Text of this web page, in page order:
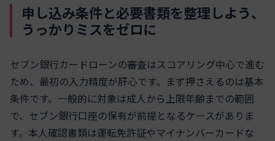
申し込み条件と必要書類を整理しよう、
うっかりミスをゼロに
セブン銀行カードローンの審査はスコアリング中心で進む
ため、最初の入力精度が肝心です。まず押さえるのは基本
条件です。一般的に対象は成人から上限年齢までの範囲
で、セブン銀行口座の保有が前提となるケースがありま
す。本人確認書類は運転免許証やマイナンバーカードな